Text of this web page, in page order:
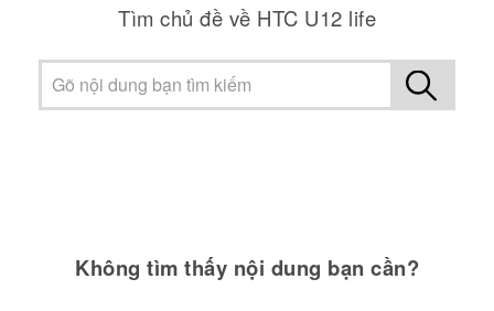
Tìm chủ đề về HTC U12 life
Không tìm thấy nội dung bạn cần?